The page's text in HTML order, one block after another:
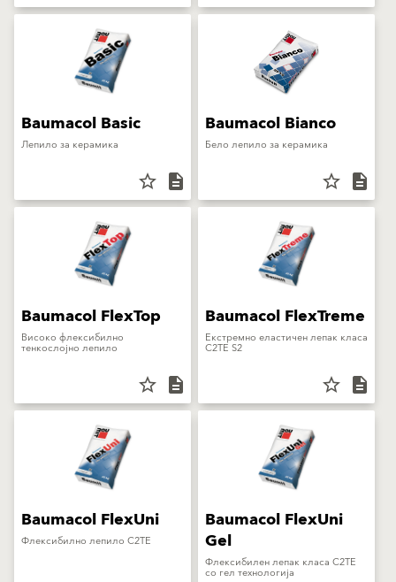
Baumacol Basic
Лепило за керамика
star_border description
Baumacol Bianco
Бело лепило за керамика
star_border description
Baumacol FlexTop
Високо флексибилно
тенкослојно лепило
star_border description
Baumacol FlexTreme
Екстремно еластичен лепак класа
C2TE S2
star_border description
Baumacol FlexUni
Флексибилно лепило C2TE
Baumacol FlexUni
Gel
Флексибилен лепак класа C2TE
со гел технологија